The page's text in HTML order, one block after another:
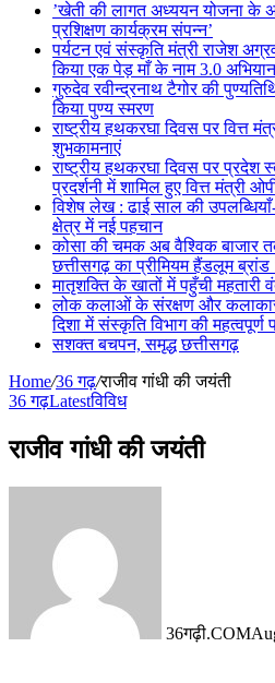
’खेती की लागत अध्ययन योजना के
प्रशिक्षण कार्यक्रम संपन्न’
पर्यटन एवं संस्कृति मंत्री राजेश
किया एक पेड़ माँ के नाम 3.0
गुरुदेव रवीन्द्रनाथ टैगोर की
किया पुण्य स्मरण
राष्ट्रीय हथकरघा दिवस पर वित्त
शुभकामनाएं
राष्ट्रीय हथकरघा दिवस पर प्रदेश
प्रदर्शनी में शामिल हुए वित्त मंत्री
विशेष लेख : ढाई साल की
क्षेत्र में नई पहचान
कोसा की चमक अब वैश्विक बाजार
छत्तीसगढ़ का प्रीमियम हैंडलूम
मातृशक्ति के खातों में पहुँची महतारी
लोक कलाओं के संरक्षण और
दिशा में संस्कृति विभाग की महत्वपूर्ण
सशक्त बचपन, समृद्ध छत्तीसगढ़
Home/36 गढ़/राजीव गांधी की जयंती
36 गढ़Latestविविध
राजीव गांधी की जयंती
36गढ़ी.COM